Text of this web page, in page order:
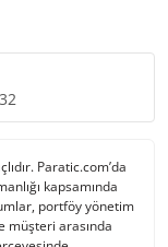
Paratic.com’da
kapsamında
portföy yönetim
müşteri arasında